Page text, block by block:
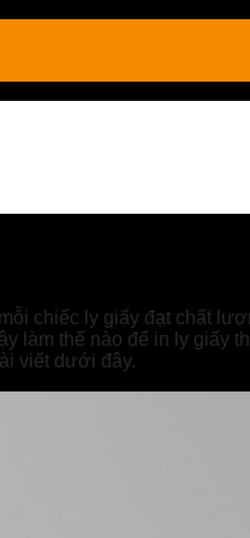
chiếc ly giấy đạt chất
làm thế nào để in ly giấy
viết dưới đây.